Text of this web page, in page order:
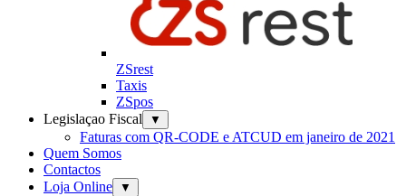
ZSrest
Taxis
ZSpos
Legislaçao Fiscal
▼
Faturas com QR-CODE e ATCUD em janeiro de 2021
Quem Somos
Contactos
Loja Online
▼